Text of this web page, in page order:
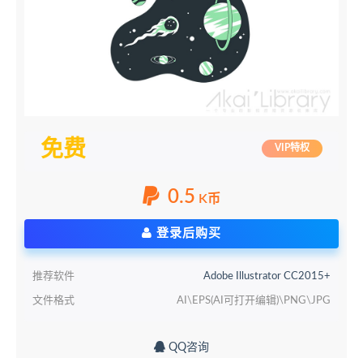
免费 VIP特权
0.5 K币
登录后购买
推荐软件 Adobe Illustrator CC2015+
文件格式 AI\EPS(AI可打开编辑)\PNG\JPG
QQ咨询